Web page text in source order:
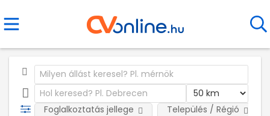
Foglalkoztatás jellege Település / Régió